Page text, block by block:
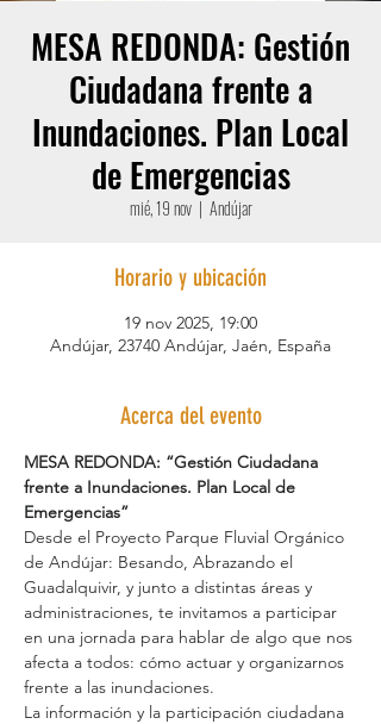
MESA REDONDA: Gestión
Ciudadana frente a
Inundaciones. Plan Local
de Emergencias
mié, 19 nov
  |
Andújar
Horario y ubicación
19 nov 2025, 19:00
Andújar, 23740 Andújar, Jaén, España
Acerca del evento
MESA REDONDA: “Gestión Ciudadana
frente a Inundaciones. Plan Local de
Emergencias”
Desde el Proyecto Parque Fluvial Orgánico
de Andújar: Besando, Abrazando el
Guadalquivir, y junto a distintas áreas y
administraciones, te invitamos a participar
en una jornada para hablar de algo que nos
afecta a todos: cómo actuar y organizarnos
frente a las inundaciones.
La información y la participación ciudadana